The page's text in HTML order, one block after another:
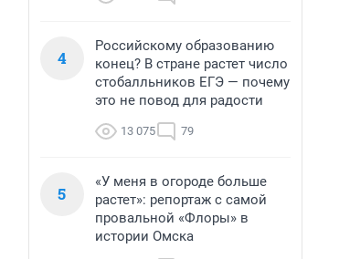
4
Российскому образованию
конец? В стране растет число
стобалльников ЕГЭ — почему
это не повод для радости
13 075 79
5
«У меня в огороде больше
растет»: репортаж с самой
провальной «Флоры» в
истории Омска